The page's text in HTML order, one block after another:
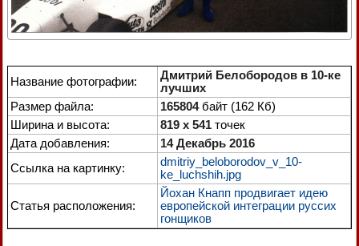
Название фотографии:
Дмитрий Белобородов в 10-ке
лучших
Размер файла:
165804байт (162 Кб)
Ширина и высота:
819 x 541 точек
Дата добавления:
14 Декабрь 2016
Ссылка на картинку:
dmitriy_beloborodov_v_10-
ke_luchshih.jpg
Статья расположения:
Йохан Кнапп продвигает идею
европейской интеграции руссих
гонщиков